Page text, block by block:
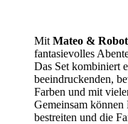
Mit Mateo &
fantasievolles
Das Set kombiniert
beeindruckenden,
Farben und mit
Gemeinsam
bestreiten und die